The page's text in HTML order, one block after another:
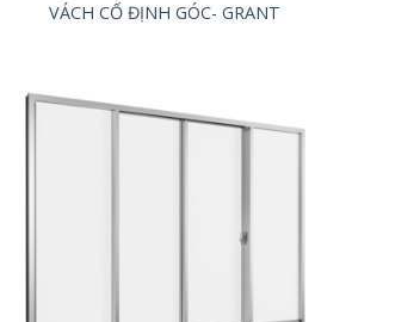
VÁCH CỐ ĐỊNH GÓC- GRANT